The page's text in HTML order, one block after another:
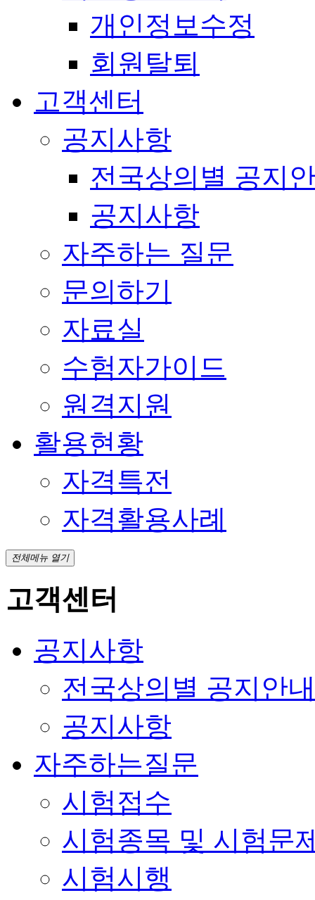
개인정보수정
회원탈퇴
고객센터
공지사항
전국상의별 공지
공지사항
자주하는 질문
문의하기
자료실
수험자가이드
원격지원
활용현황
자격특전
자격활용사례
전체메뉴 열기
고객센터
공지사항
전국상의별 공지안내
공지사항
자주하는질문
시험접수
시험종목 및 시험문
시험시행